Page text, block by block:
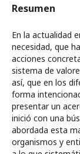
Resumen
En la actualidad
necesidad, que
acciones
sistema de
así, que en los
forma
presentar un
inició con una
abordada esta
organismos y